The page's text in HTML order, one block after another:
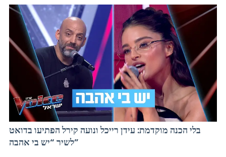
בלי הכנה מוקדמת: עידן רייכל ונועה קירל הפתיעו בדואט
לשיר “יש בי אהבה”